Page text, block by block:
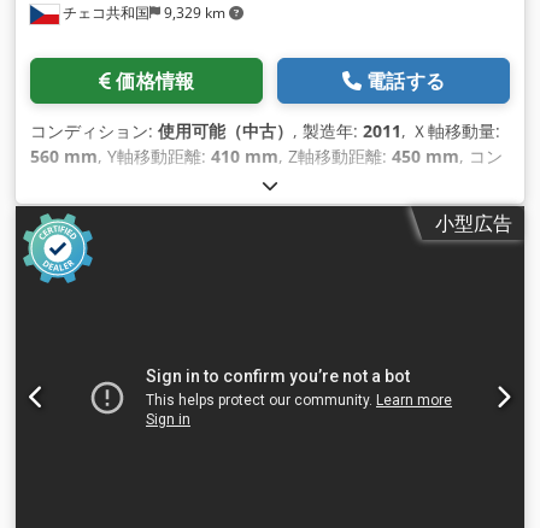
チェコ共和国 9,329 km
価格情報 電話する
コンディション: 使用可能（中古） , 製造年: 2011, Ｘ軸移動量:
560 mm, Y軸移動距離: 410 mm, Z軸移動距離: 450 mm, コン
, 主軸回転速度（最大）:
回転/分, スピンドルモーター出力:11,000 ワット, 軸数:3,
小型広告